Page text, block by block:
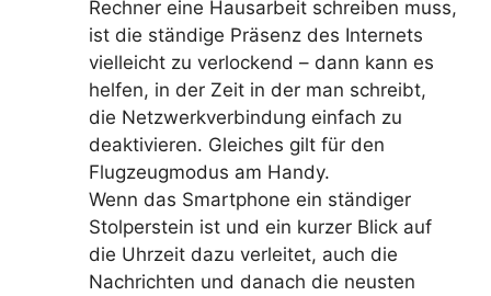
Rechner eine Hausarbeit schreiben muss,
ist die ständige Präsenz des Internets
vielleicht zu verlockend – dann kann es
helfen, in der Zeit in der man schreibt,
die Netzwerkverbindung einfach zu
deaktivieren. Gleiches gilt für den
Flugzeugmodus am Handy.
Wenn das Smartphone ein ständiger
Stolperstein ist und ein kurzer Blick auf
die Uhrzeit dazu verleitet, auch die
Nachrichten und danach die neusten